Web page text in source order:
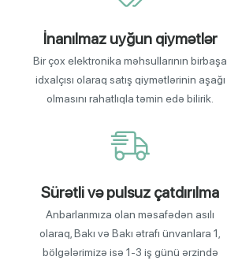
İnanılmaz uyğun qiymətlər
Bir çox elektronika məhsullarının birbaşa
idxalçısı olaraq satış qiymətlərinin aşağı
olmasını rahatlıqla təmin edə bilirik.
Sürətli və pulsuz çatdırılma
Anbarlarımıza olan məsafədən asılı
olaraq, Bakı və Bakı ətrafı ünvanlara 1,
bölgələrimizə isə 1-3 iş günü ərzində